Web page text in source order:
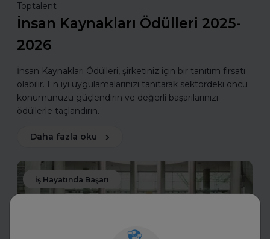
Toptalent
İnsan Kaynakları Ödülleri 2025-
2026
İnsan Kaynakları Ödülleri, şirketiniz için bir tanıtım fırsatı
olabilir. En iyi uygulamalarınızı tanıtarak sektördeki öncü
konumunuzu güçlendirin ve değerli başarılarınızı
ödüllerle taçlandırın.
Daha fazla oku
İş Hayatında Başarı